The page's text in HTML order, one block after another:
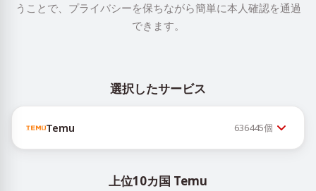
うことで、プライバシーを保ちながら簡単に本人確認を通過
できます。
選択したサービス
Temu 636445個
上位10カ国 Temu